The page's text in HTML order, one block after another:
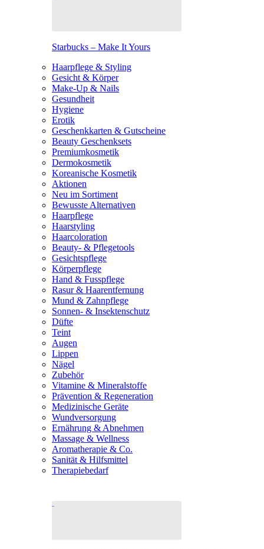
Starbucks – Make It Yours
Haarpflege & Styling
Gesicht & Körper
Make-Up & Nails
Gesundheit
Hygiene
Erotik
Geschenkkarten & Gutscheine
Beauty Geschenksets
Premiumkosmetik
Dermokosmetik
Koreanische Kosmetik
Aktionen
Neu im Sortiment
Bewusste Alternativen
Haarpflege
Haarstyling
Haarcoloration
Beauty- & Pflegetools
Gesichtspflege
Körperpflege
Hand & Fusspflege
Rasur & Haarentfernung
Mund & Zahnpflege
Sonnen- & Insektenschutz
Düfte
Teint
Augen
Lippen
Nägel
Zubehör
Vitamine & Mineralstoffe
Prävention & Regeneration
Medizinische Geräte
Wundversorgung
Ernährung & Abnehmen
Massage & Wellness
Aromatherapie & Co.
Sanität & Hilfsmittel
Therapiebedarf